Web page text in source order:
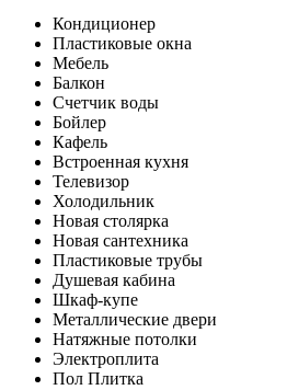
Кондиционер
Пластиковые окна
Мебель
Балкон
Счетчик воды
Бойлер
Кафель
Встроенная кухня
Телевизор
Холодильник
Новая столярка
Новая сантехника
Пластиковые трубы
Душевая кабина
Шкаф-купе
Металлические двери
Натяжные потолки
Электроплита
Пол Плитка